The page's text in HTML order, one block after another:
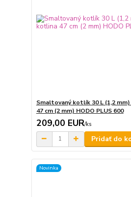
Smaltovaný kotlík 30 L (1,2
47 cm (2 mm) HODO PLUS 600
209,00 EUR/ks
Pridať do
Novinka